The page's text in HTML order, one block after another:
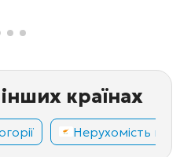
країнах
Нерухомість на